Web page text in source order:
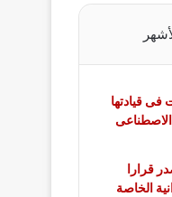
قيادتها
قرارا
الخاصة